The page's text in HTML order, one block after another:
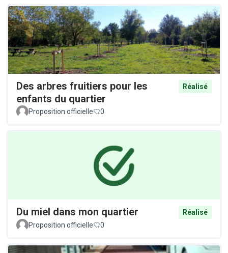
Des arbres fruitiers pour les
enfants du quartier
Réalisé
Proposition officielle 0
Du miel dans mon quartier
Réalisé
Proposition officielle
0